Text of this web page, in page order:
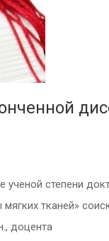
степени
мягких тканей»
доцента